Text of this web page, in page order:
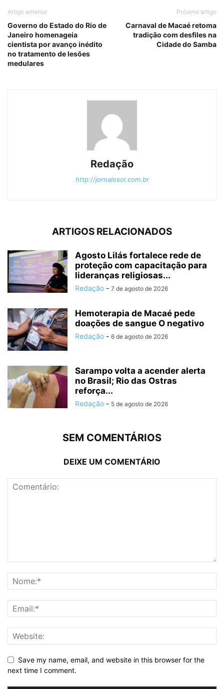
Artigo anterior
Governo do Estado do Rio de
Janeiro homenageia
cientista por avanço inédito
no tratamento de lesões
medulares
Próximo artigo
Carnaval de Macaé retoma
tradição com desfiles na
Cidade do Samba
Redação
http://jornalosol.com.br
ARTIGOS RELACIONADOS
Agosto Lilás fortalece rede de
proteção com capacitação para
lideranças religiosas...
Redação - 7 de agosto de 2026
Hemoterapia de Macaé pede
doações de sangue O negativo
Redação - 6 de agosto de 2026
Sarampo volta a acender alerta
no Brasil; Rio das Ostras
reforça...
Redação - 5 de agosto de 2026
SEM COMENTÁRIOS
DEIXE UM COMENTÁRIO
Save my name, email, and website in this browser for the
next time I comment.